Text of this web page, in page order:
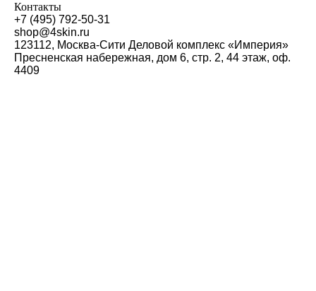
Контакты
+7 (495) 792-50-31
shop@4skin.ru
123112, Москва-Сити Деловой комплекс «Империя»
Пресненская набережная, дом 6, стр. 2, 44 этаж, оф.
4409